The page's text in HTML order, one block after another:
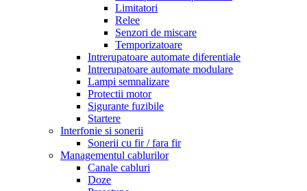
Limitatori
Relee
Senzori de miscare
Temporizatoare
Intrerupatoare automate diferentiale
Intrerupatoare automate modulare
Lampi semnalizare
Protectii motor
Sigurante fuzibile
Startere
Interfonie si sonerii
Sonerii cu fir / fara fir
Managementul cablurilor
Canale cabluri
Doze